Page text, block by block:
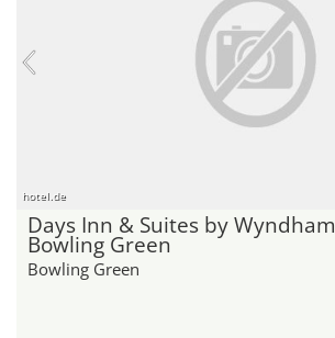
hotel.de
Days Inn & Suites by Wyndham
Bowling Green
Bowling Green